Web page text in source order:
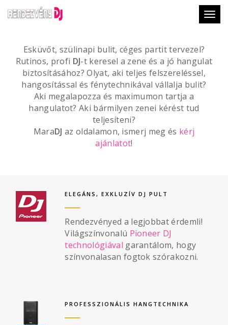
Esküvőt, szülinapi bulit, céges partit tervezel?
Rutinos, profi DJ-t keresel a zene és a jó hangulat
biztosításához? Olyat, aki teljes felszereléssel,
hangosítással és fénytechnikával vállalja bulit?
Aki megalapozza és maximumon tartja a
hangulatot? Aki bármilyen zenei kérést tud
teljesíteni?
MaraDJ az oldalamon, ismerj meg és kérj
ajánlatot!
ELEGÁNS, EXKLUZÍV DJ PULT
Rendezvényed a legjobbat érdemli!
Világszínvonalú Pioneer DJ
technológiával garantálom, hogy
színvonalasan fogtok szórakozni.
PROFESSZIONÁLIS HANGTECHNIKA